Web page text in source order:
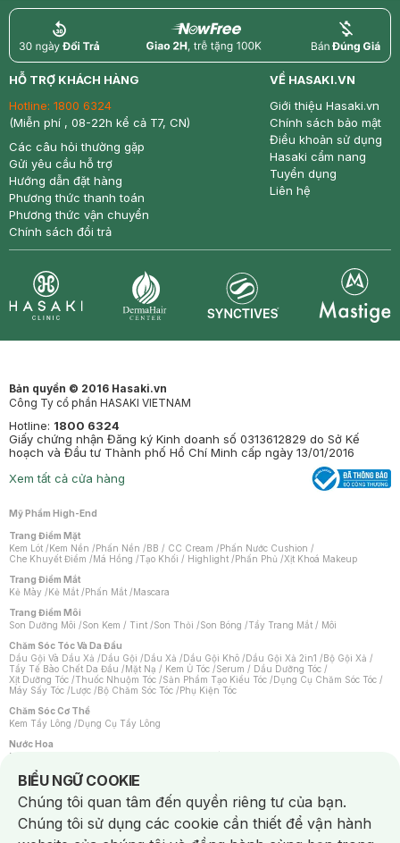
return nowfree price
HỖ TRỢ KHÁCH HÀNG
Hotline: 1800 6324
(Miễn phí , 08-22h kể cả T7, CN)
Các câu hỏi thường gặp
Gửi yêu cầu hỗ trợ
Hướng dẫn đặt hàng
Phương thức thanh toán
Phương thức vận chuyển
Chính sách đổi trả
VỀ HASAKI.VN
Giới thiệu Hasaki.vn
Chính sách bảo mật
Điều khoản sử dụng
Hasaki cẩm nang
Tuyển dụng
Liên hệ
Bản quyền © 2016 Hasaki.vn
Công Ty cổ phần HASAKI VIETNAM
Hotline: 1800 6324
Giấy chứng nhận Đăng ký Kinh doanh số 0313612829 do Sở Kế
hoạch và Đầu tư Thành phố Hồ Chí Minh cấp ngày 13/01/2016
Xem tất cả cửa hàng
Mỹ Phẩm High-End
Trang Điểm Mặt
Kem Lót /Kem Nền /Phấn Nền /BB / CC Cream /Phấn Nước Cushion /
Che Khuyết Điểm /Má Hồng /Tạo Khối / Highlight /Phấn Phủ /Xịt Khoá Makeup
Trang Điểm Mắt
Kẻ Mày /Kẻ Mắt /Phấn Mắt /Mascara
Trang Điểm Môi
Son Dưỡng Môi /Son Kem / Tint /Son Thỏi /Son Bóng /Tẩy Trang Mắt / Môi
Chăm Sóc Tóc Và Da Đầu
Dầu Gội Và Dầu Xả /Dầu Gội /Dầu Xả /Dầu Gội Khô /Dầu Gội Xả 2in1 /Bộ Gội Xả /
Tẩy Tế Bào Chết Da Đầu /Mặt Nạ / Kem Ủ Tóc /Serum / Dầu Dưỡng Tóc /
Xịt Dưỡng Tóc /Thuốc Nhuộm Tóc /Sản Phẩm Tạo Kiểu Tóc /Dụng Cụ Chăm Sóc Tóc /
Máy Sấy Tóc /Lược /Bộ Chăm Sóc Tóc /Phụ Kiện Tóc
Chăm Sóc Cơ Thể
Kem Tẩy Lông /Dụng Cụ Tẩy Lông
Nước Hoa
Nước Hoa Nữ
Chăm Sóc Cá Nhân
Chống Muỗi /Khẩu Trang /Máy Massage/Mặt Nạ Xông Hơi /Nước Rửa Tay/
Sản Phẩm Chăm Sóc Khác /Bàn Chải Đánh Răng /Bàn Chải Điện/
Hỗ Trợ Trắng Răng/Kem Đánh Răng /Máy Tăm Nước/ Nước Súc Miệng/
Tăm / Chỉ Nha Khoa/ Xịt Thơm Miệng / Dung Dịch Vệ Sinh/Dưỡng Vùng Kín/
BIỂU NGỮ COOKIE
Notice about cookies usage
Chúng tôi quan tâm đến quyền riêng tư của bạn.
Chúng tôi sử dụng các cookie cần thiết để vận hành